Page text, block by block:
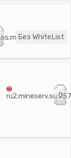
Без WhiteList
0